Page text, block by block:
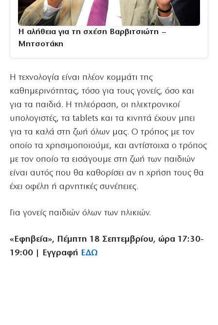
Η αλήθεια για τη σχέση Βαρβιτσιώτη –
Μητσοτάκη
Η τεχνολογία είναι πλέον κομμάτι της
καθημερινότητας, τόσο για τους γονείς, όσο και
για τα παιδιά. Η τηλεόραση, οι ηλεκτρονικοί
υπολογιστές, τα tablets και τα κινητά έχουν μπει
για τα καλά στη ζωή όλων μας. Ο τρόπος με τον
οποίο τα χρησιμοποιούμε, και αντίστοιχα ο τρόπος
με τον οποίο τα εισάγουμε στη ζωή των παιδιών
είναι αυτός που θα καθορίσει αν η χρήση τους θα
έχει οφέλη ή αρνητικές συνέπειες.
Για γονείς παιδιών όλων των ηλικιών.
«Εφηβεία», Πέμπτη 18 Σεπτεμβρίου, ώρα 17:30-
19:00 | Εγγραφή ΕΔΩ